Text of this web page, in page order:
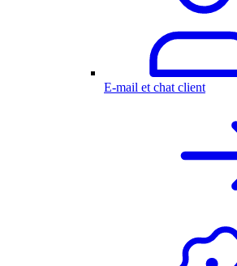
E-mail et chat client